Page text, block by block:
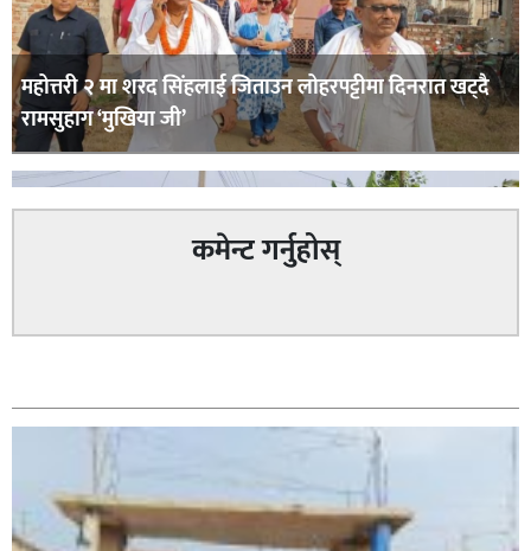
महोत्तरी २ मा शरद सिंहलाई जिताउन लोहरपट्टीमा दिनरात खट्दै
रामसुहाग ‘मुखिया जी’
कमेन्ट गर्नुहोस्